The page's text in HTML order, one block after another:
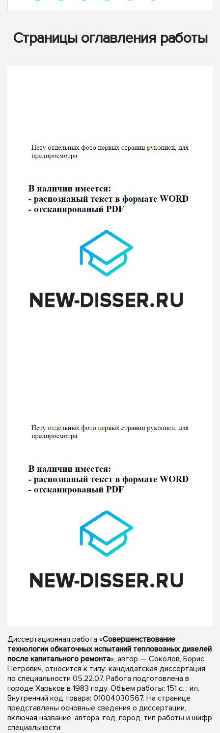
Страницы оглавления работы
Диссертационная работа «Совершенствование
технологии обкаточных испытаний тепловозных дизелей
после капитального ремонта», автор — Соколов, Борис
Петрович, относится к типу: кандидатская диссертация
по специальности 05.22.07. Работа подготовлена в
городе Харьков в 1983 году. Объем работы: 151 c. : ил.
Внутренний код товара: 01004030567. На странице
представлены основные сведения о диссертации,
включая название, автора, год, город, тип работы и шифр
специальности.